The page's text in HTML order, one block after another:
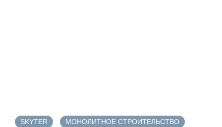
SKYTER МОНОЛИТНОЕ СТРОИТЕЛЬСТВО